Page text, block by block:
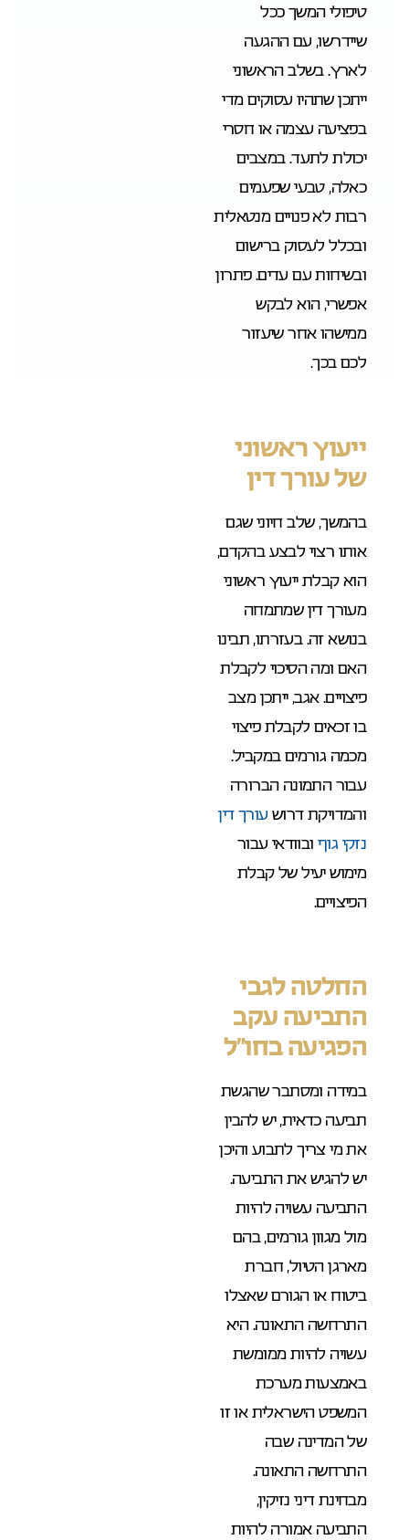
טיפולי המשך ככל
שיידרשו, עם ההגעה
לארץ. בשלב הראשוני
ייתכן שתהיו עסוקים מדי
בפציעה עצמה או חסרי
יכולת לתעד. במצבים
כאלה, טבעי שפעמים
רבות לא פנויים מנטאלית
ובכלל לעסוק ברישום
ובשיחות עם עדים. פתרון
אפשרי, הוא לבקש
ממישהו אחר שיעזור
לכם בכך.
ייעוץ ראשוני
של עורך דין
בהמשך, שלב חיוני שגם
אותו רצוי לבצע בהקדם,
הוא קבלת ייעוץ ראשוני
מעורך דין שמתמחה
בנושא זה. בעזרתו, תבינו
האם ומה הסיכוי לקבלת
פיצויים. אגב, ייתכן מצב
בו זכאים לקבלת פיצוי
מכמה גורמים במקביל.
עבור התמונה הברורה
והמדויקת דרוש עורך דין
נזקי גוף ובוודאי עבור
מימוש יעיל של קבלת
הפיצויים.
החלטה לגבי
התביעה עקב
הפגיעה בחו”ל
במידה ומסתבר שהגשת
תביעה כדאית, יש להבין
את מי צריך לתבוע והיכן
יש להגיש את התביעה.
התביעה עשויה להיות
מול מגוון גורמים, בהם
מארגן הטיול, חברת
ביטוח או הגורם שאצלו
התרחשה התאונה. היא
עשויה להיות ממומשת
באמצעות מערכת
המשפט הישראלית או זו
של המדינה שבה
התרחשה התאונה.
מבחינת דיני נזיקין,
התביעה אמורה להיות